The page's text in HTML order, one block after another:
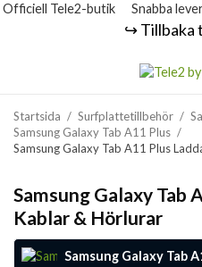
Officiell Tele2-butik Snabba
↪️ Tillbaka
Startsida / Surfplattetillbehör /
Samsung Galaxy Tab A11 Plus /
Samsung Galaxy Tab A11 Plus
Samsung Galaxy Tab
Kablar & Hörlurar
Samsung Galaxy Tab